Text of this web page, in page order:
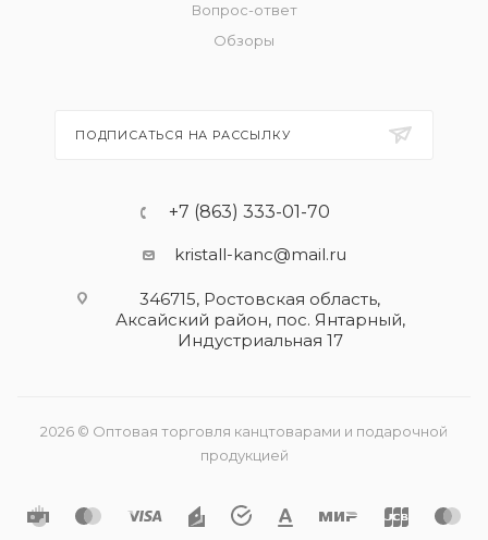
Вопрос-ответ
Обзоры
ПОДПИСАТЬСЯ НА РАССЫЛКУ
+7 (863) 333-01-70
kristall-kanc@mail.ru
346715, Ростовская область​,
Аксайский район, пос. Янтарный,
Индустриальная 17
2026 © Оптовая торговля канцтоварами и подарочной
продукцией